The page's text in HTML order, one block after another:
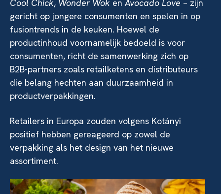
Cool Chick, Wonder Wok enAvocado Love – zijn
gericht op jongere consumenten en spelen in op
fusiontrends in de keuken. Hoewel de
productinhoud voornamelijk bedoeld is voor
consumenten, richt de samenwerking zich op
B2B-partners zoals retailketens en distributeurs
die belang hechten aan duurzaamheid in
productverpakkingen.
Retailers in Europa zouden volgens Kotányi
positief hebben gereageerd op zowel de
verpakking als het design van het nieuwe
assortiment.